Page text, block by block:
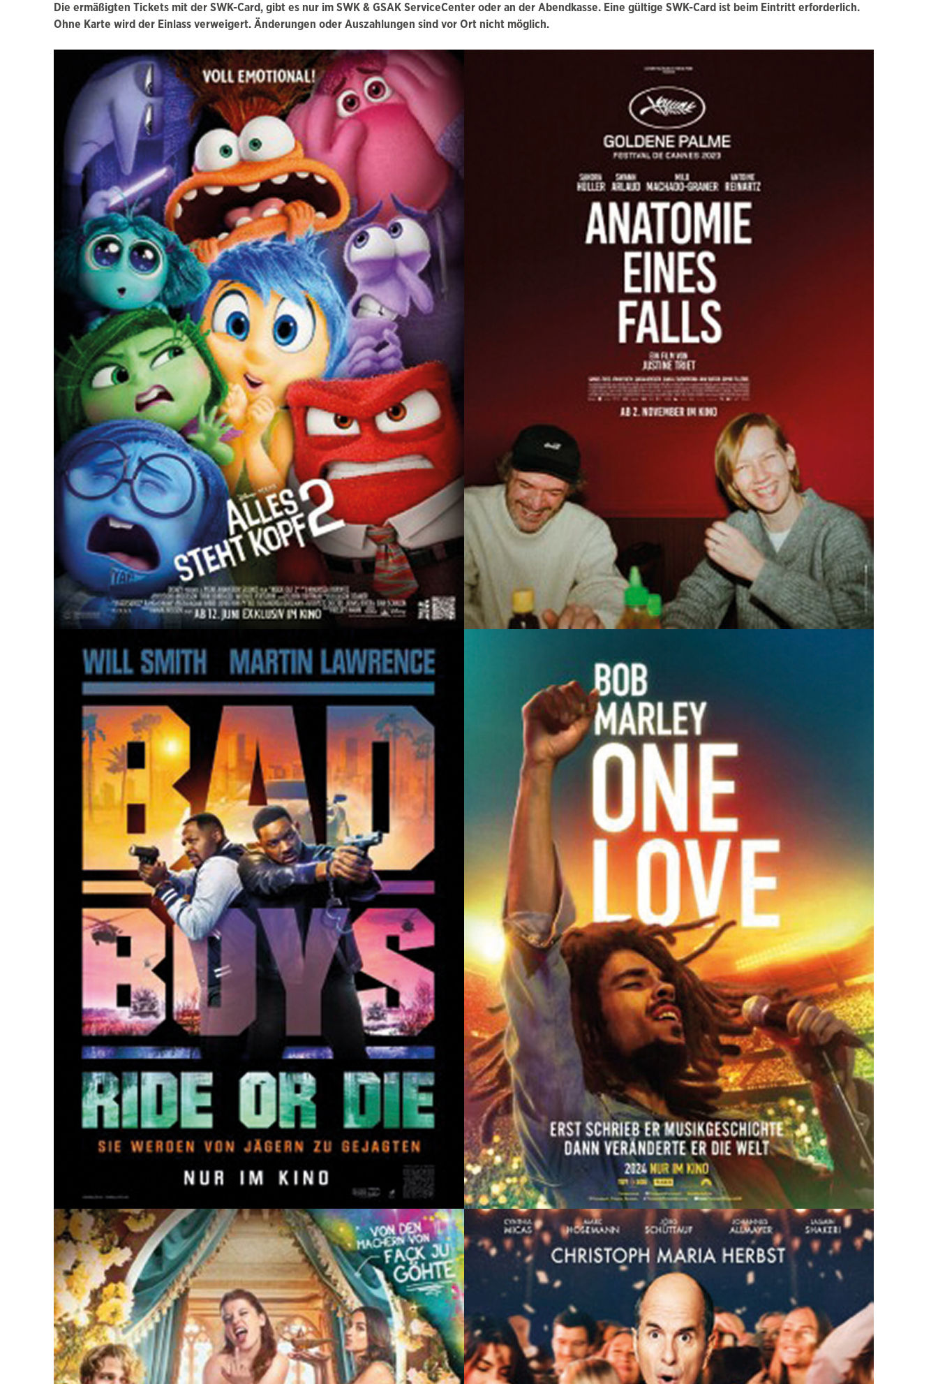
Die ermäßigten Tickets mit der SWK-Card, gibt es nur im SWK & GSAK ServiceCenter oder an der Abendkasse. Eine gültige SWK-Card ist beim Eintritt erforderlich.
Ohne Karte wird der Einlass verweigert. Änderungen oder Auszahlungen sind vor Ort nicht möglich.